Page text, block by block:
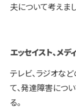
夫について考えまし
エッセイスト、メ
テレビ、ラジオな
て、発達障害につ
る。